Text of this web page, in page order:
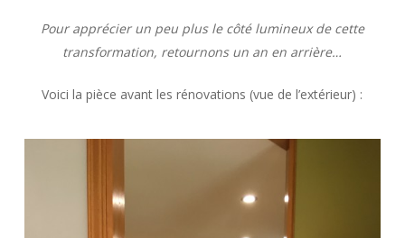
Pour apprécier un peu plus le côté lumineux de cette
transformation, retournons un an en arrière…
Voici la pièce avant les rénovations (vue de l’extérieur) :